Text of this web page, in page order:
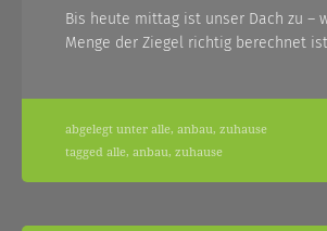
zwischendurch
nebenher…
Bis heute mittag ist unser Dach zu –
Menge der Ziegel richtig berechnet
abgelegt unter alle, anbau, zuhause
tagged alle, anbau, zuhause